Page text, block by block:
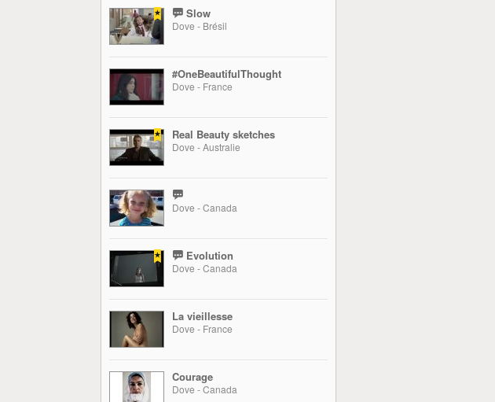
Slow
Dove - Brésil
#OneBeautifulThought
Dove - France
Real Beauty sketches
Dove - Australie
Dove - Canada
Evolution
Dove - Canada
La vieillesse
Dove - France
Courage
Dove - Canada